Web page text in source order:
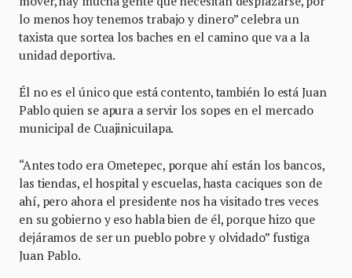
lo menos hoy tenemos trabajo y dinero” celebra un
taxista que sortea los baches en el camino que va a la
unidad deportiva.
Él no es el único que está contento, también lo está Juan
Pablo quien se apura a servir los sopes en el mercado
municipal de Cuajinicuilapa.
“Antes todo era Ometepec, porque ahí están los bancos,
las tiendas, el hospital y escuelas, hasta caciques son de
ahí, pero ahora el presidente nos ha visitado tres veces
en su gobierno y eso habla bien de él, porque hizo que
dejáramos de ser un pueblo pobre y olvidado” fustiga
Juan Pablo.